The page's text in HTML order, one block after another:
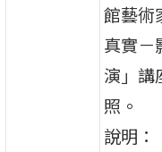
館藝術
真實－
演」講
照。
說明：